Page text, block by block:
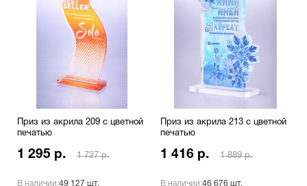
Приз из акрила 209 с цветной
печатью
1 295 р. 1 727 р.
В наличии:49 127 шт.
Приз из акрила 213 с цветной
печатью
1 416 р. 1 889 р.
В наличии:46 676 шт.